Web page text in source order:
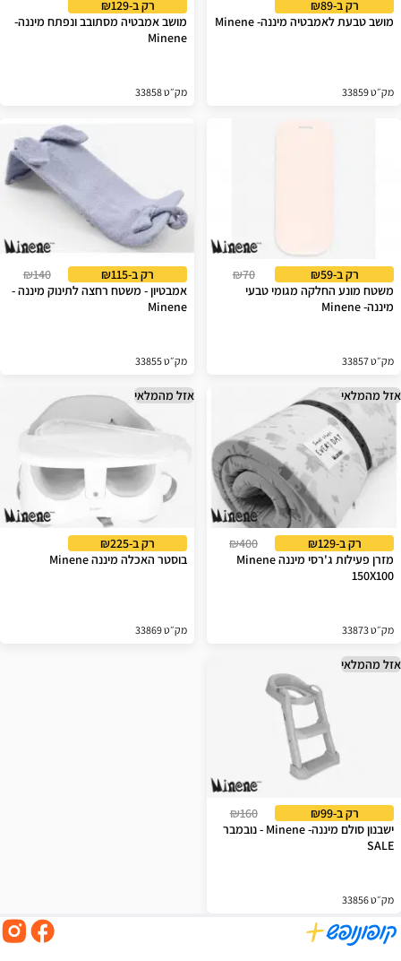
רק ב-₪89
מושב טבעת לאמבטיה מיננה- Minene
מק״ט 33859
רק ב-₪129
מושב אמבטיה מסתובב ונפתח מיננה-
Minene
מק״ט 33858
רק ב-₪59
₪70
משטח מונע החלקה מגומי טבעי
מיננה- Minene
מק״ט 33857
רק ב-₪115
₪140
אמבטיון - משטח רחצה לתינוק מיננה -
Minene
מק״ט 33855
אזל מהמלאי
רק ב-₪129
₪400
מזרן פעילות ג'רסי מיננה Minene
150X100
מק״ט 33873
אזל מהמלאי
רק ב-₪225
בוסטר האכלה מיננה Minene
מק״ט 33869
אזל מהמלאי
רק ב-₪99
₪160
ישבנון סולם מיננה- Minene - נובמבר
SALE
מק״ט 33856